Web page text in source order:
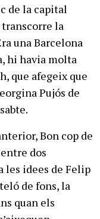
de la capital
transcorre la
una Barcelona
hi havia molta
que afegeix que
Pujós de
Palautordera ha estat la presentació principal de Defensors de la Terra, juntament amb la de Martorell. El llibre l’edita Columna, té 280 pàgines i es pot trobar en qualsevol llibreria.